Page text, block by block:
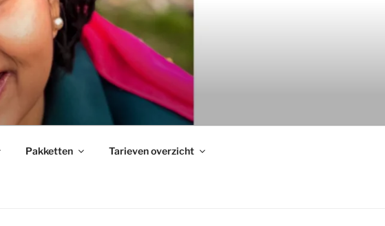
Pakketten Tarieven overzicht